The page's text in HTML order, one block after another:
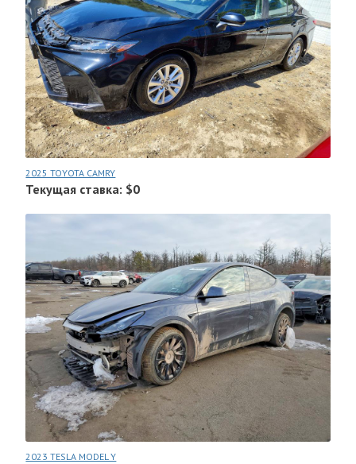
2025 TOYOTA CAMRY
Текущая ставка: $0
2023 TESLA MODEL Y